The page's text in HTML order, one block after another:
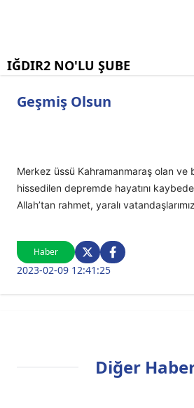
IĞDIR2 NO'LU ŞUBE
Haber
2023-02-09 12:41:25
Geşmiş Olsun
Merkez üssü Kahramanmaraş olan ve
hissedilen depremde hayatını
Allah’tan rahmet, yaralı
Diğer